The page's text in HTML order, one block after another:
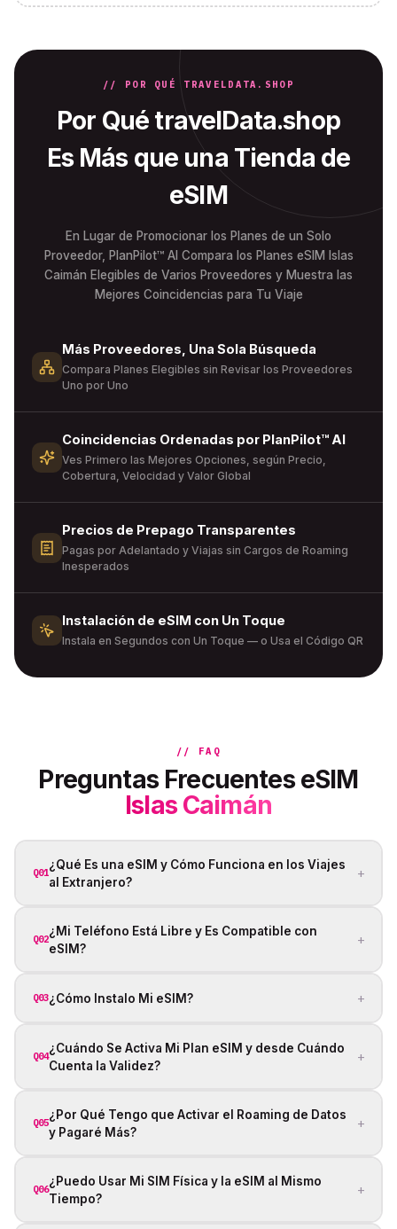
// POR QUÉ TRAVELDATA.SHOP
Por Qué travelData.shop
Es Más que una Tienda de
eSIM
En Lugar de Promocionar los Planes de un Solo
Proveedor, PlanPilot™ AI Compara los Planes eSIM Islas
Caimán Elegibles de Varios Proveedores y Muestra las
Mejores Coincidencias para Tu Viaje
Más Proveedores, Una Sola Búsqueda
Compara Planes Elegibles sin Revisar los Proveedores
Uno por Uno
Coincidencias Ordenadas por PlanPilot™ AI
Ves Primero las Mejores Opciones, según Precio,
Cobertura, Velocidad y Valor Global
Precios de Prepago Transparentes
Pagas por Adelantado y Viajas sin Cargos de Roaming
Inesperados
Instalación de eSIM con Un Toque
Instala en Segundos con Un Toque — o Usa el Código QR
// FAQ
Preguntas Frecuentes eSIM
Islas Caimán
Q01
¿Qué Es una eSIM y Cómo Funciona en los Viajes
al Extranjero?
+
Q02
¿Mi Teléfono Está Libre y Es Compatible con
eSIM?
+
Q03¿Cómo Instalo Mi eSIM? +
Q04
¿Cuándo Se Activa Mi Plan eSIM y desde Cuándo
Cuenta la Validez?
+
Q05
¿Por Qué Tengo que Activar el Roaming de Datos
y Pagaré Más?
+
Q06
¿Puedo Usar Mi SIM Física y la eSIM al Mismo
Tiempo?
+